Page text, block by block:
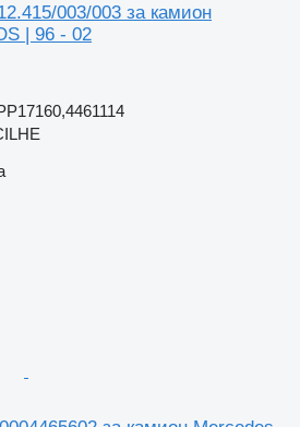
003/003 за камион
| 96 - 02